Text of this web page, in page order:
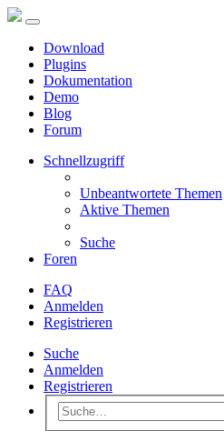
Download
Plugins
Dokumentation
Demo
Blog
Forum
Schnellzugriff
Unbeantwortete Themen
Aktive Themen
Suche
Foren
FAQ
Anmelden
Registrieren
Suche
Anmelden
Registrieren